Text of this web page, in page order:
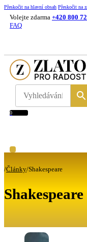
Přeskočit na hlavní obsah Přeskočit na
Volejte zdarma +420 800
FAQ
0
/Články/Shakespeare
Shakespeare